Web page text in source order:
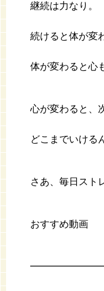
継続は力なり。
続けると体が変
体が変わると心
心が変わると、
どこまでいける
さあ、毎日スト
おすすめ動画